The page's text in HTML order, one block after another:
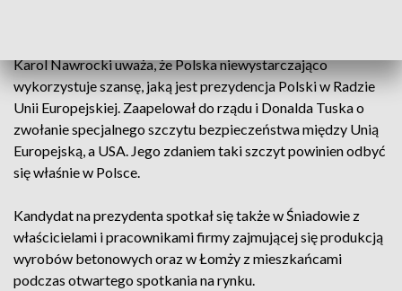
Karol Nawrocki uważa, że Polska niewystarczająco
wykorzystuje szansę, jaką jest prezydencja Polski w Radzie
Unii Europejskiej. Zaapelował do rządu i Donalda Tuska o
zwołanie specjalnego szczytu bezpieczeństwa między Unią
Europejską, a USA. Jego zdaniem taki szczyt powinien odbyć
się właśnie w Polsce.
Kandydat na prezydenta spotkał się także w Śniadowie z
właścicielami i pracownikami firmy zajmującej się produkcją
wyrobów betonowych oraz w Łomży z mieszkańcami
podczas otwartego spotkania na rynku.